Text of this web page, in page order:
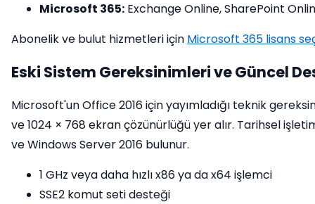
Microsoft 365: Exchange Online, SharePoint
Abonelik ve bulut hizmetleri için Microsoft 365 lisans
Eski Sistem Gereksinimleri ve Güncel
Microsoft'un Office 2016 için yayımladığı teknik
ve 1024 × 768 ekran çözünürlüğü yer alır. Tarihsel
ve Windows Server 2016 bulunur.
1 GHz veya daha hızlı x86 ya da x64 işlemci
SSE2 komut seti desteği